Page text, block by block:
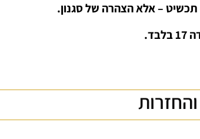
– אלא הצהרה של סגנון.